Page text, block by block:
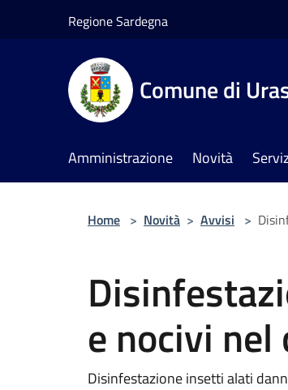
Regione Sardegna
Comune di
Amministrazione Novità
Home > Novità > Avvisi >
e nocivi
Disinfestazione insetti alati